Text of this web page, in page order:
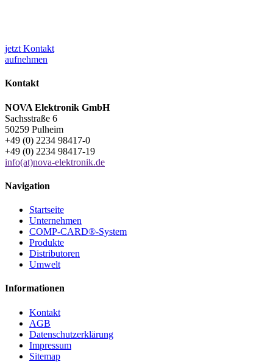
jetzt Kontakt
aufnehmen
Kontakt
NOVA Elektronik GmbH
Sachsstraße 6
50259 Pulheim
+49 (0) 2234 98417-0
+49 (0) 2234 98417-19
info(at)nova-elektronik.de
Navigation
Startseite
Unternehmen
COMP-CARD®-System
Produkte
Distributoren
Umwelt
Informationen
Kontakt
AGB
Datenschutzerklärung
Impressum
Sitemap